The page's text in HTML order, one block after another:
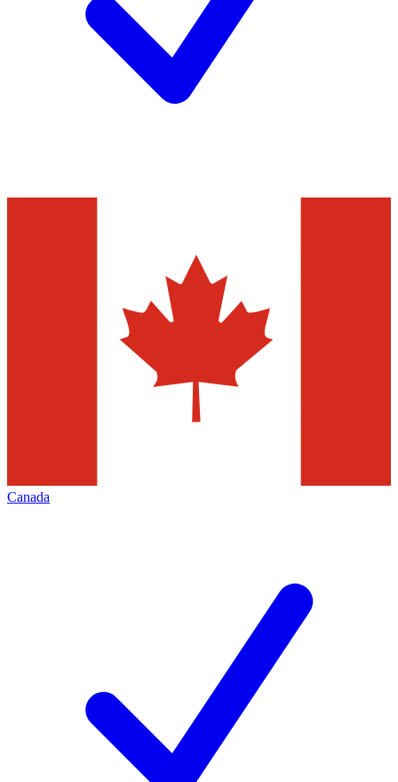
Canada